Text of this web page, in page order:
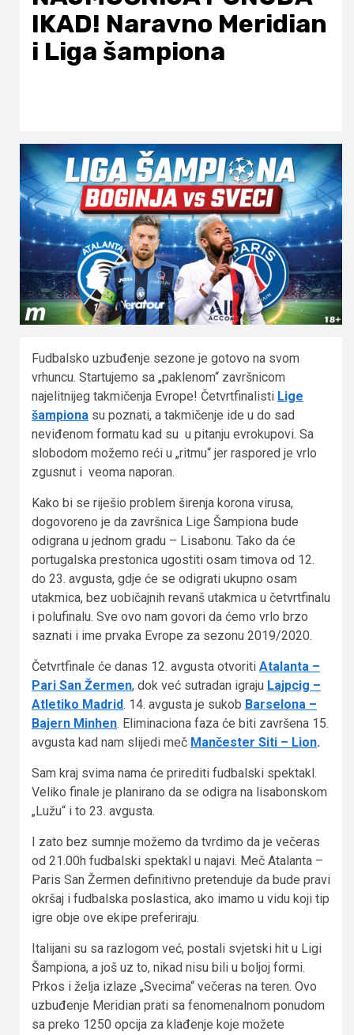
IKAD! Naravno Meridian
i Liga šampiona
Fudbalsko uzbuđenje sezone je gotovo na svom
vrhuncu. Startujemo sa „paklenom“ završnicom
najelitnijeg takmičenja Evrope! Četvrtfinalisti Lige
šampiona su poznati, a takmičenje ide u do sad
neviđenom formatu kad su u pitanju evrokupovi. Sa
slobodom možemo reći u „ritmu“ jer raspored je vrlo
zgusnut i veoma naporan.
Kako bi se riješio problem širenja korona virusa,
dogovoreno je da završnica Lige Šampiona bude
odigrana u jednom gradu – Lisabonu. Tako da će
portugalska prestonica ugostiti osam timova od 12.
do 23. avgusta, gdje će se odigrati ukupno osam
utakmica, bez uobičajnih revanš utakmica u četvrtfinalu
i polufinalu. Sve ovo nam govori da ćemo vrlo brzo
saznati i ime prvaka Evrope za sezonu 2019/2020.
Četvrtfinale će danas 12. avgusta otvoriti Atalanta –
Pari San Žermen, dok već sutradan igraju Lajpcig –
Atletiko Madrid. 14. avgusta je sukob Barselona –
Bajern Minhen. Eliminaciona faza će biti završena 15.
avgusta kad nam slijedi meč Mančester Siti – Lion.
Sam kraj svima nama će prirediti fudbalski spektakl.
Veliko finale je planirano da se odigra na lisabonskom
„Lužu“ i to 23. avgusta.
I zato bez sumnje možemo da tvrdimo da je večeras
od 21.00h fudbalski spektakl u najavi. Meč Atalanta –
Paris San Žermen definitivno pretenduje da bude pravi
okršaj i fudbalska poslastica, ako imamo u vidu koji tip
igre obje ove ekipe preferiraju.
Italijani su sa razlogom već, postali svjetski hit u Ligi
Šampiona, a još uz to, nikad nisu bili u boljoj formi.
Prkos i želja izlaze „Svecima“ večeras na teren. Ovo
uzbuđenje Meridian prati sa fenomenalnom ponudom
sa preko 1250 opcija za klađenje koje možete